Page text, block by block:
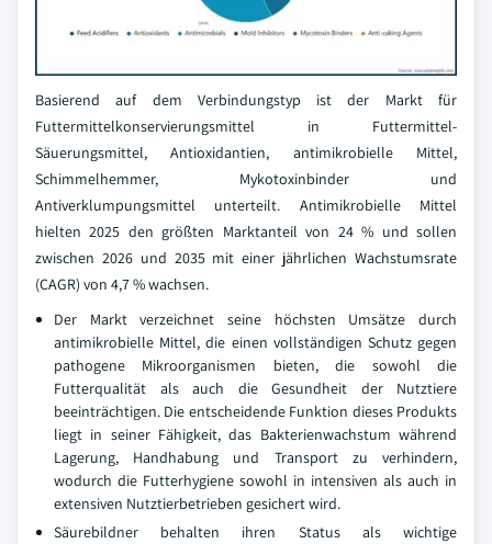
Basierend auf dem Verbindungstyp ist der Markt für
Futtermittelkonservierungsmittel in Futtermittel-
Säuerungsmittel, Antioxidantien, antimikrobielle Mittel,
Schimmelhemmer, Mykotoxinbinder und
Antiverklumpungsmittel unterteilt. Antimikrobielle Mittel
hielten 2025 den größten Marktanteil von 24 % und sollen
zwischen 2026 und 2035 mit einer jährlichen Wachstumsrate
(CAGR) von 4,7 % wachsen.
Der Markt verzeichnet seine höchsten Umsätze durch
antimikrobielle Mittel, die einen vollständigen Schutz gegen
pathogene Mikroorganismen bieten, die sowohl die
Futterqualität als auch die Gesundheit der Nutztiere
beeinträchtigen. Die entscheidende Funktion dieses Produkts
liegt in seiner Fähigkeit, das Bakterienwachstum während
Lagerung, Handhabung und Transport zu verhindern,
wodurch die Futterhygiene sowohl in intensiven als auch in
extensiven Nutztierbetrieben gesichert wird.
Säurebildner behalten ihren Status als wichtige